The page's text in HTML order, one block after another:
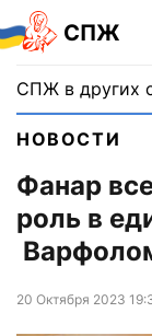
СПЖ
СПЖ в других
НОВОСТИ
Фанар
роль в
20 Октября 2023